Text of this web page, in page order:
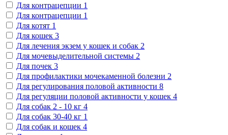
Для контрацепции 1
Для контрацепции 1
Для котят 1
Для кошек 3
Для лечения экзем у кошек и собак 2
Для мочевыделительной системы 2
Для почек 3
Для профилактики мочекаменной болезни 2
Для регулирования половой активности 8
Для регуляции половой активности у кошек 4
Для собак 2 - 10 кг 4
Для собак 30-40 кг 1
Для собак и кошек 4